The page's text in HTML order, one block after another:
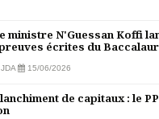
ministre N'Guessan Koffi
écrites du
JDA 15/06/2026
de capitaux : le